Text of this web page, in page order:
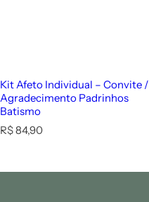
Kit Afeto Individual – Convite /
Agradecimento Padrinhos
Batismo
P
ç
R$ 84,90